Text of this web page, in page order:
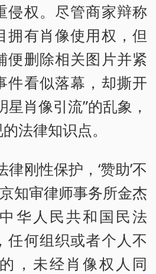
侵权。尽管商家辩称
拥有肖像使用权，但
便删除相关图片并紧
件看似落幕，却撕开
星肖像引流”的乱象，
法律知识点。
律刚性保护，‘赞助’不
京知审律师事务所金杰
华人民共和国民法
任何组织或者个人不
，未经肖像权人同